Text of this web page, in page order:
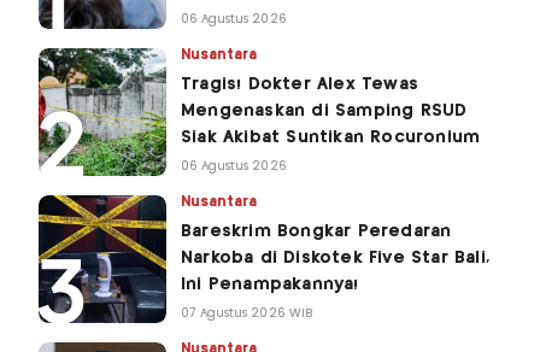
06 Agustus 2026
Nusantara
Tragis! Dokter Alex Tewas
Mengenaskan di Samping RSUD
Siak Akibat Suntikan Rocuronium
06 Agustus 2026
Nusantara
Bareskrim Bongkar Peredaran
Narkoba di Diskotek Five Star Bali,
Ini Penampakannya!
07 Agustus 2026 WIB
Nusantara